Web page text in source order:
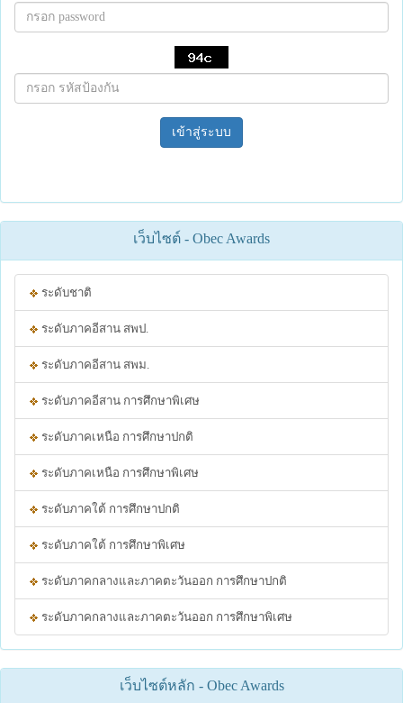
เข้าสู่ระบบ
เว็บไซต์ - Obec Awards
ระดับชาติ
ระดับภาคอีสาน สพป.
ระดับภาคอีสาน สพม.
ระดับภาคอีสาน การศึกษาพิเศษ
ระดับภาคเหนือ การศึกษาปกติ
ระดับภาคเหนือ การศึกษาพิเศษ
ระดับภาคใต้ การศึกษาปกติ
ระดับภาคใต้ การศึกษาพิเศษ
ระดับภาคกลางและภาคตะวันออก การศึกษาปกติ
ระดับภาคกลางและภาคตะวันออก การศึกษาพิเศษ
เว็บไซต์หลัก - Obec Awards